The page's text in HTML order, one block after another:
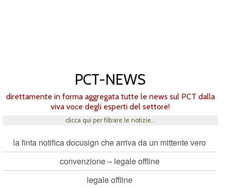
PCT-NEWS
direttamente in forma aggregata tutte le news sul PCT dalla
viva voce degli esperti del settore!
clicca qui per filtrare le notizie...
la finta notifica docusign che arriva da un mittente vero
convenzione – legale offline
legale offline